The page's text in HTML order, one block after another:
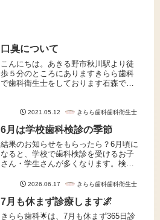
口臭について
こんにちは。あきる野市秋川駅より徒
歩５分のところにありますきらら歯科
で歯科衛生士をしております石森で
について少しお話したいと思います。
あ...
2021.05.12 きらら歯科歯科衛生士
6月は学校歯科検診の季節
結果のお知らせをもらったら？6月頃に
なると、学校で歯科検診を受けるお子
さん・学生さんが多くなります。検診
症があります」「歯並び・かみ合わせ
をもらうこともありますよね。「痛
が...
2026.06.17 きらら歯科歯科衛生士
7月も休まず診療します🌌
きらら歯科🌟は、7月も休まず365日診